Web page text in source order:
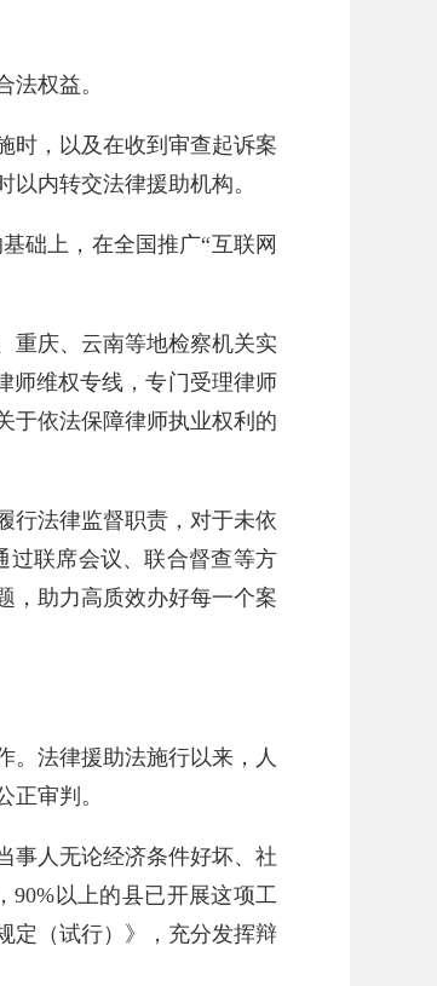
权益。
时，以及在收到审查起诉案
内转交法律援助机构。
础上，在全国推广“互联网
重庆、云南等地检察机关实
师维权专线，专门受理律师
于依法保障律师执业权利的
行法律监督职责，对于未依
过联席会议、联合督查等方
，助力高质效办好每一个案
。法律援助法施行以来，人
审判。
事人无论经济条件好坏、社
90%以上的县已开展这项工
定（试行）》，充分发挥辩